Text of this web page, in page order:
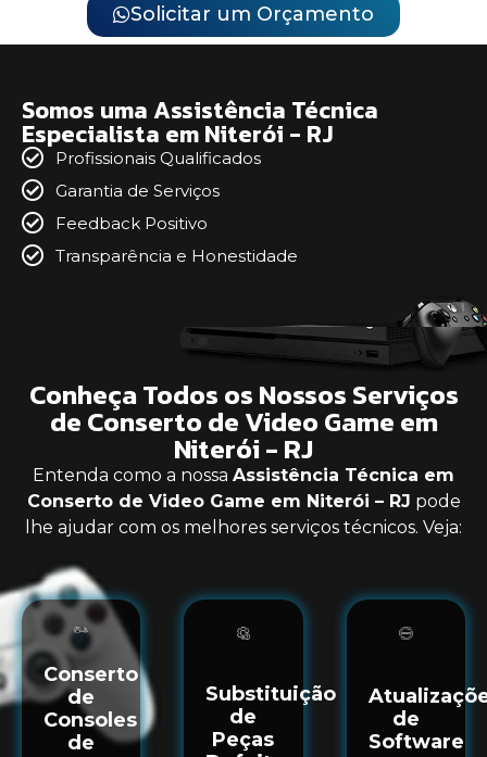
Solicitar um Orçamento
Somos uma Assistência Técnica
Especialista em Niterói - RJ
Profissionais Qualificados
Garantia de Serviços
Feedback Positivo
Transparência e Honestidade
Conheça Todos os Nossos Serviços
de Conserto de Video Game em
Niterói - RJ
Entenda como a nossa Assistência Técnica em
Conserto de Video Game em Niterói – RJ pode
lhe ajudar com os melhores serviços técnicos. Veja:
Conserto
de
Consoles
de
Substituição
de
Peças
de
Software